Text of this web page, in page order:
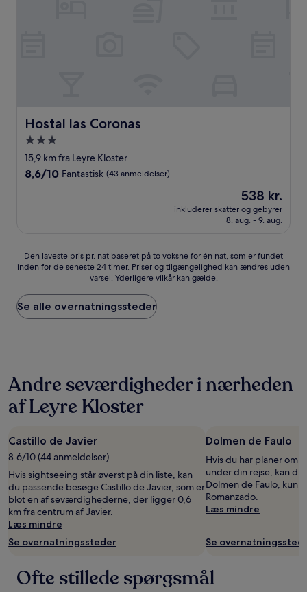
Hostal las Coronas
Hostal las Coronas
3.0-
stjernet
overnatningssted
15,9 km fra Leyre Kloster
8.6
8,6/10 Fantastisk (43 anmeldelser)
Prisen
er
538 kr.
538 kr.
inkluderer skatter og gebyrer
8. aug. - 9. aug.
Den
laveste
pr.
nat
baseret
én
nat,
som
er
inden
for
seneste
24
timer.
Priser
og
tilgængelighed
uden
Den laveste pris pr. nat baseret på to voksne for én nat, som er fundet
inden for de seneste 24 timer. Priser og tilgængelighed kan ændres uden
varsel. Yderligere vilkår kan gælde.
Se alle overnatningssteder
Andre seværdigheder i nærheden
af Leyre Kloster
Castillo de Javier
8.6/10 (44 anmeldelser)
Hvis sightseeing står øverst på din liste, kan
du passende besøge Castillo de Javier, som er
blot en af seværdighederne, der ligger 0,6
km fra centrum af Javier.
Læs mindre
Se overnatningssteder
Dolmen de Faulo
Hvis du har planer om
under din rejse, kan
Dolmen de Faulo, kun
Romanzado.
Læs mindre
Se
Ofte stillede spørgsmål